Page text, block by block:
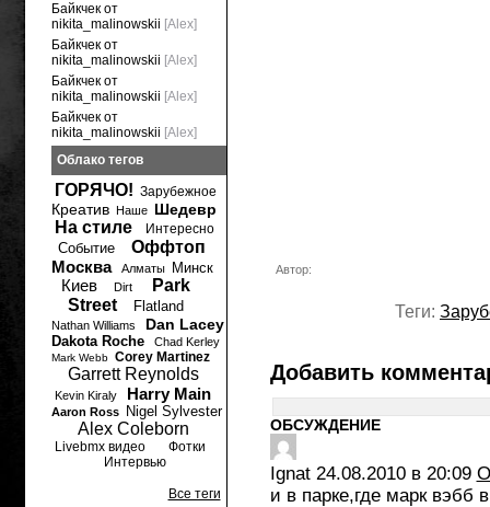
Автор:
Теги:
Добавить
ОБСУЖДЕНИЕ
Ignat 24.08.2010 в 20:09
и в парке,где марк вэбб
Байкчек от
nikita_malinowskii [Alex]
Байкчек от
nikita_malinowskii [Alex]
Байкчек от
nikita_malinowskii [Alex]
Байкчек от
nikita_malinowskii [Alex]
Облако тегов
ГОРЯЧО! Зарубежное
Креатив Наше Шедевр
На стиле Интересно
Событие
Оффтоп
Москва
Алматы Минск
Киев Dirt
Park
Street
Flatland
Nathan Williams Dan Lacey
Dakota Roche Chad Kerley
Mark Webb Corey Martinez
Garrett Reynolds
Kevin Kiraly Harry Main
Aaron Ross Nigel Sylvester
Alex Coleborn
Livebmx видео
Фотки
Интервью
Все теги